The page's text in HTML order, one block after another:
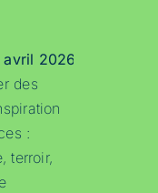
2026
des
:
terroir,